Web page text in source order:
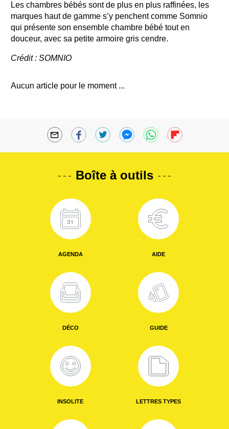
Les chambres bébés sont de plus en plus raffinées, les
marques haut de gamme s’y penchent comme Somnio
qui présente son ensemble chambre bébé tout en
douceur, avec sa petite armoire gris cendre.
Crédit : SOMNIO
Aucun article pour le moment ...
Boîte à outils
AGENDA AIDE
DÉCO GUIDE
INSOLITE LETTRES TYPES